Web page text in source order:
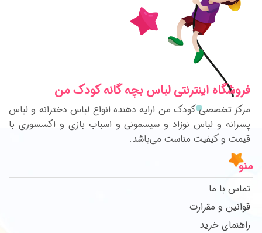
فروشگاه اینترنتی لباس بچه گانه کودک من
مرکز تخصصی کودک من ارایه دهنده انواع لباس دخترانه و لباس
پسرانه و لباس نوزاد و سیسمونی و اسباب بازی و اکسسوری با
قیمت و کیفیت مناست می‌باشد.
منو
تماس با ما
قوانین و مقرارت
راهنمای خرید